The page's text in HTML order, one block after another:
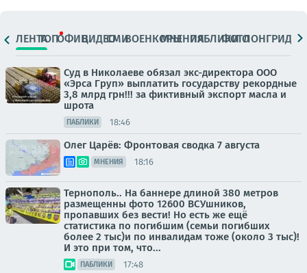
ЛЕНТАТОПОФИЦ.ВИДЕОСМИВОЕНКОРЫМНЕНИЯПАБЛИКИ
ФОТОЛОНГРИДЫ
Суд в Николаеве обязал экс-директора ООО
«Эрса Груп» выплатить государству рекордные
3,8 млрд грн!!! за фиктивный экспорт масла и
шрота
ПАБЛИКИ 18:46
Олег Царёв: Фронтовая сводка 7 августа
МНЕНИЯ 18:16
Тернополь.. На баннере длиной 380 метров
размещенны фото 12600 ВСУшников,
пропавших без вести! Но есть же ещё
статистика по погибшим (семьи погибших
более 2 тыс)и по инвалидам тоже (около 3 тыс)!
И это при том, что...
ПАБЛИКИ 17:48